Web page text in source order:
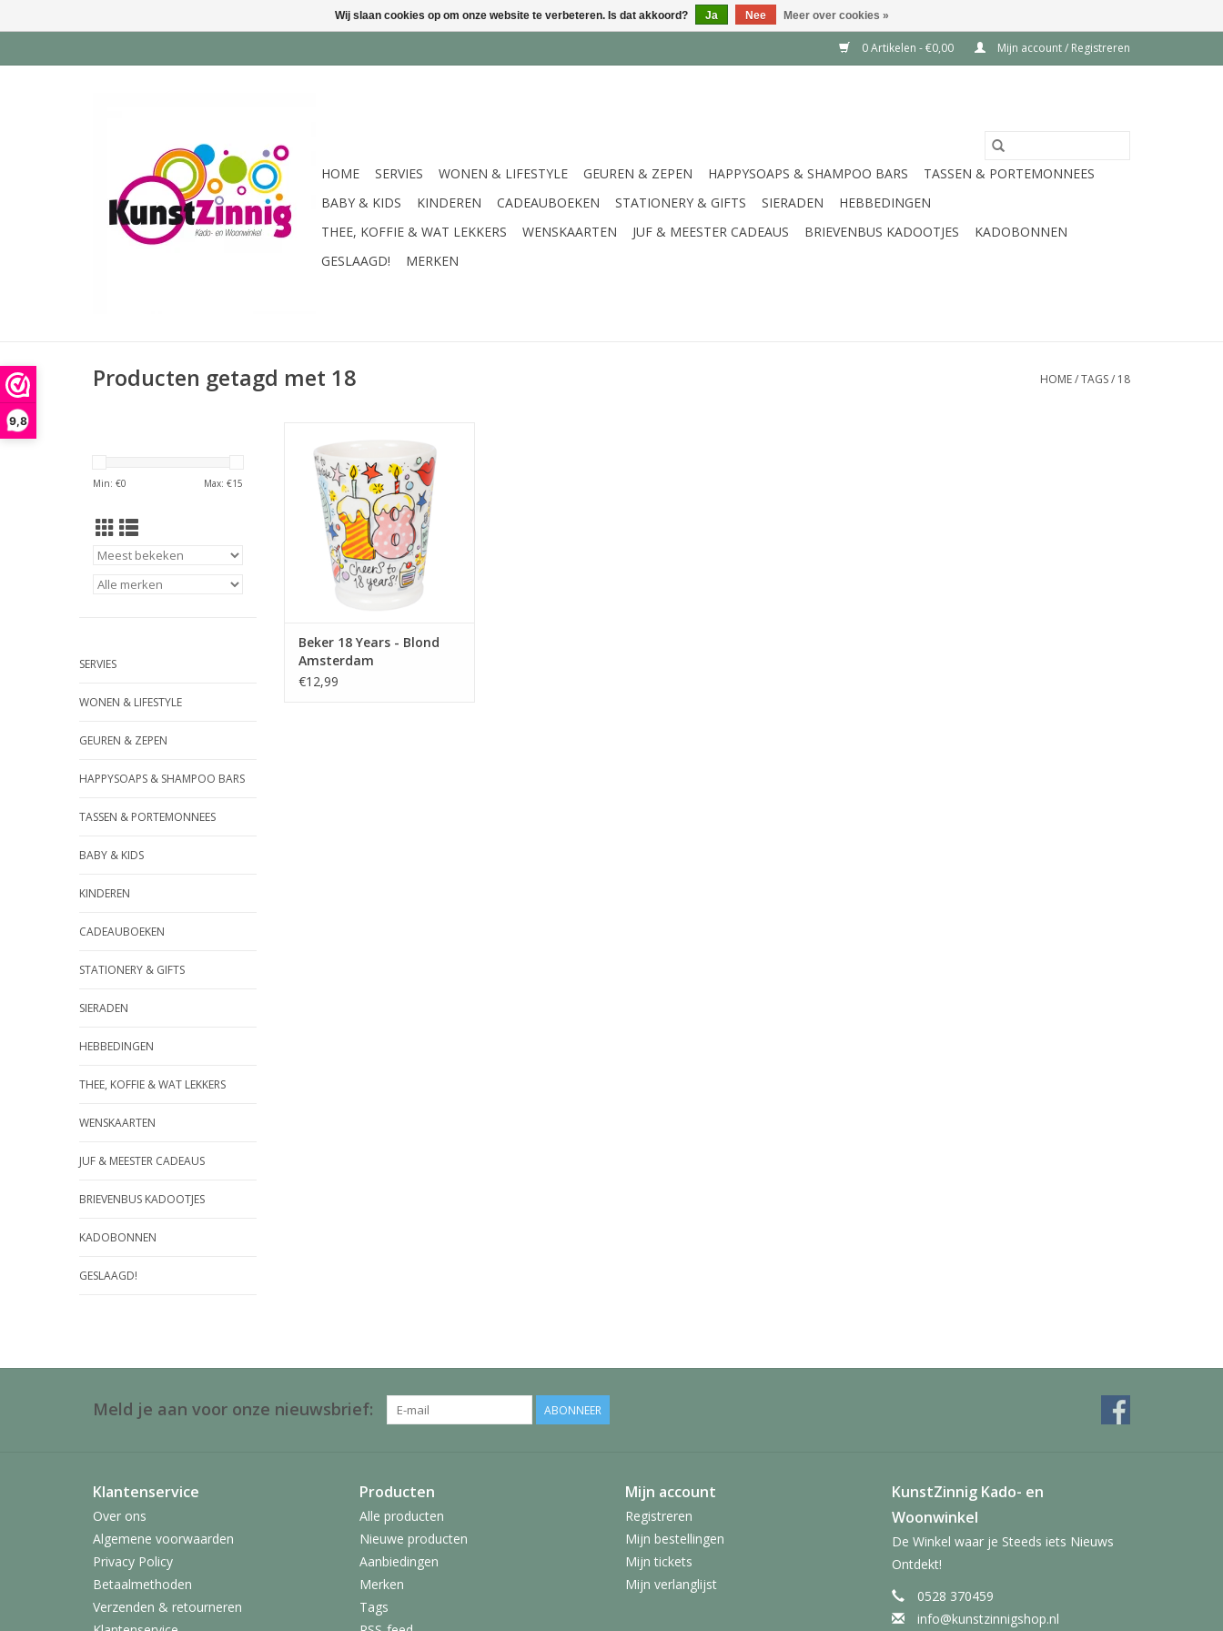
9,8
0 Artikelen - €0,00 Mijn account / Registreren
HOME SERVIES WONEN & LIFESTYLE GEUREN & ZEPEN HAPPYSOAPS & SHAMPOO BARS
TASSEN & PORTEMONNEES
BABY & KIDS
KINDEREN CADEAUBOEKEN STATIONERY & GIFTS SIERADEN
HEBBEDINGEN
THEE, KOFFIE & WAT LEKKERS
WENSKAARTEN JUF & MEESTER CADEAUS BRIEVENBUS KADOOTJES
KADOBONNEN
GESLAAGD!
MERKEN
Producten getagd met 18 HOME/TAGS/ 18
Min: €0 Max: €15
SERVIES
WONEN & LIFESTYLE
GEUREN & ZEPEN
HAPPYSOAPS & SHAMPOO BARS
TASSEN & PORTEMONNEES
BABY & KIDS
KINDEREN
CADEAUBOEKEN
STATIONERY & GIFTS
SIERADEN
HEBBEDINGEN
THEE, KOFFIE & WAT LEKKERS
WENSKAARTEN
JUF & MEESTER CADEAUS
BRIEVENBUS KADOOTJES
KADOBONNEN
GESLAAGD!
en altijd een reden voor een
feestje. Verras de jarige met de
vernieuwde XL beker. En vanaf nu
hoeft daar niet alleen maar thee
in :-).
TOEVOEGEN AAN WINKELWAGEN
Beker 18 Years - Blond
Amsterdam
€12,99
Meld je aan voor onze nieuwsbrief: ABONNEER
Klantenservice
Over ons
Algemene voorwaarden
Privacy Policy
Betaalmethoden
Verzenden & retourneren
Producten
Alle producten
Nieuwe producten
Aanbiedingen
Merken
Tags
Mijn account
Registreren
Mijn bestellingen
Mijn tickets
Mijn verlanglijst
KunstZinnig Kado- en
Woonwinkel
De Winkel waar je Steeds iets Nieuws
Ontdekt!
0528 370459
info@kunstzinnigshop.nl
Wij slaan cookies op om onze website te verbeteren. Is dat akkoord? Ja Nee Meer over cookies »